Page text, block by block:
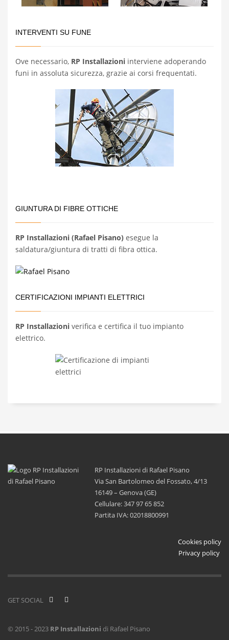
INTERVENTI SU FUNE
Ove necessario, RP Installazioni interviene adoperando
funi in assoluta sicurezza, grazie ai corsi frequentati.
GIUNTURA DI FIBRE OTTICHE
RP Installazioni (Rafael Pisano) esegue la
saldatura/giuntura di tratti di fibra ottica.
CERTIFICAZIONI IMPIANTI ELETTRICI
RP Installazioni verifica e certifica il tuo impianto
elettrico.
RP Installazioni di Rafael Pisano
Via San Bartolomeo del Fossato, 4/13
16149 – Genova (GE)
Cellulare: 347 97 65 852
Partita IVA: 02018800991
Cookies policy
Privacy policy
GET SOCIAL
© 2015 - 2023 RP Installazioni di Rafael Pisano